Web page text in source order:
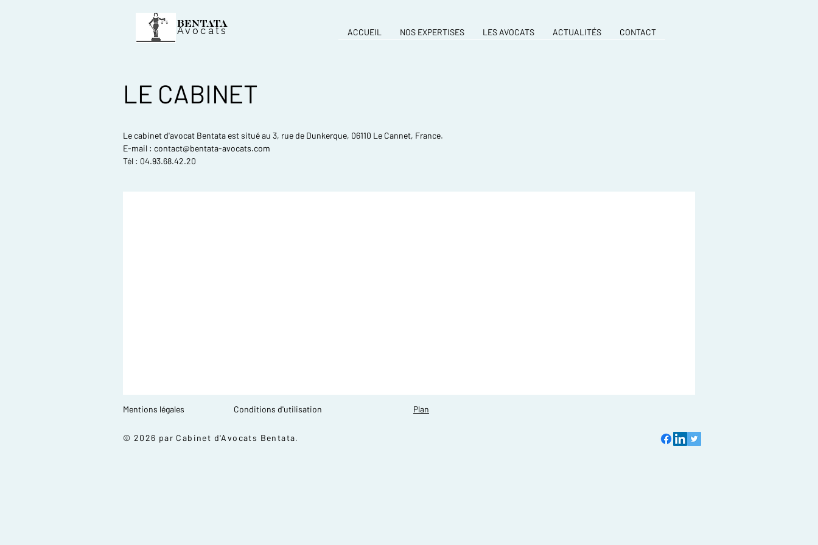
BENTATA
Avocats ACCUEIL NOS EXPERTISES LES AVOCATS ACTUALITÉS CONTACT
LE CABINET
Le cabinet d'avocat Bentata est situé au 3, rue de Dunkerque, 06110 Le Cannet, France.
E-mail : contact@bentata-avocats.com
Tél : 04.93.68.42.20
Mentions légales Conditions d'utilisation Plan
© 2026 par Cabinet d'Avocats Bentata.